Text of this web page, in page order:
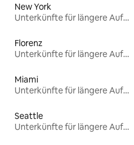
New York
Unterkünfte für längere Aufenthalte
Florenz
Unterkünfte für längere Aufenthalte
Miami
Unterkünfte für längere Aufenthalte
Seattle
Unterkünfte für längere Aufenthalte